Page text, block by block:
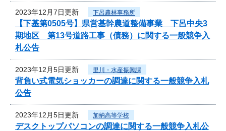
2023年12月7日更新 下呂農林事務所
【下基第0505号】県営基幹農道整備事業 下呂中央3
期地区 第13号道路工事（債務）に関する一般競争入
札公告
2023年12月5日更新 里川・水産振興課
背負い式電気ショッカーの調達に関する一般競争入札
公告
2023年12月5日更新 加納高等学校
デスクトップパソコンの調達に関する一般競争入札公